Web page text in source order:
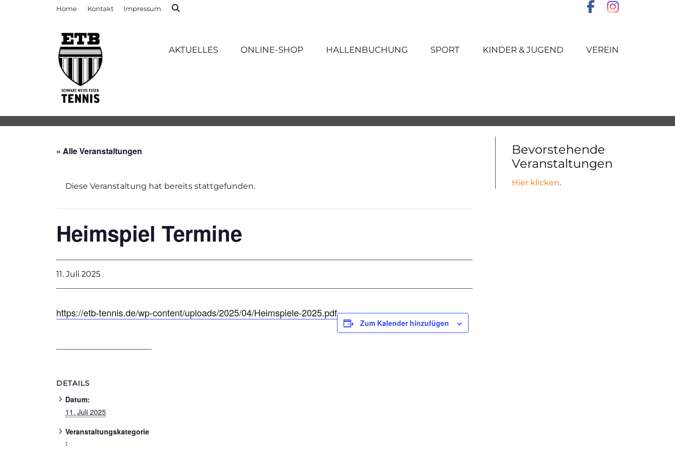
Home Kontakt Impressum
AKTUELLES ONLINE-SHOP HALLENBUCHUNG SPORT KINDER & JUGEND VEREIN
« Alle Veranstaltungen
Diese Veranstaltung hat bereits stattgefunden.
Heimspiel Termine
11. Juli 2025
https://etb-tennis.de/wp-content/uploads/2025/04/Heimspiele-2025.pdf
Zum Kalender hinzufügen
DETAILS
Datum:
11. Juli 2025
Veranstaltungskategorie
:
Bevorstehende
Veranstaltungen
Hier klicken.